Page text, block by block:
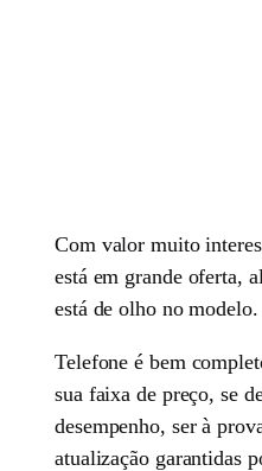
Com valor muito
está em grande oferta,
está de olho no modelo.
Telefone é bem
sua faixa de preço, se
desempenho, ser à
atualização garantidas